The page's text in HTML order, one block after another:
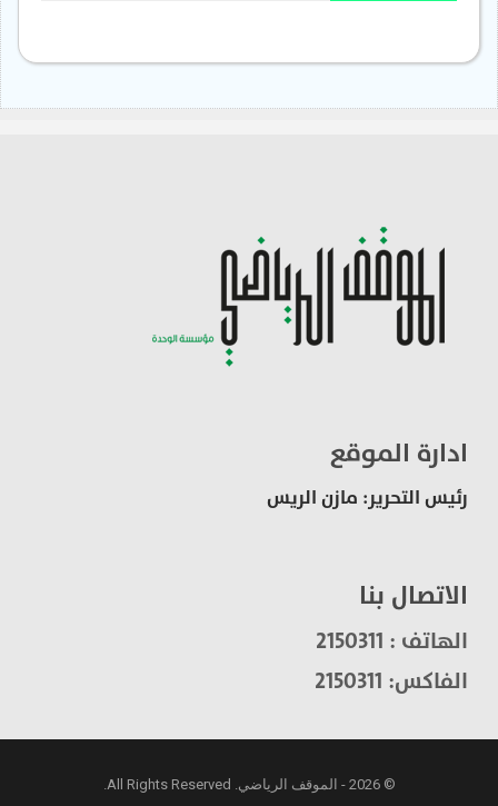
ادارة الموقع
رئيس التحرير: مازن الريس
الاتصال بنا
الهاتف : 2150311
الفاكس: 2150311
© 2026 - الموقف الرياضي. All Rights Reserved.